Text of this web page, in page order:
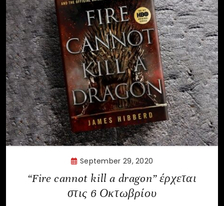
September 29, 2020
“Fire cannot kill a dragon” έρχεται
στις 6 Οκτωβρίου